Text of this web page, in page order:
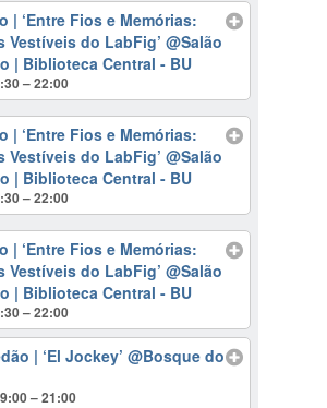
| ‘Entre Fios e Memórias:
Vestíveis do LabFig’@Salão
| Biblioteca Central - BU
– 22:00
| ‘Entre Fios e Memórias:
Vestíveis do LabFig’@Salão
| Biblioteca Central - BU
– 22:00
| ‘Entre Fios e Memórias:
Vestíveis do LabFig’@Salão
| Biblioteca Central - BU
– 22:00
| ‘El Jockey’@Bosque do
– 21:00